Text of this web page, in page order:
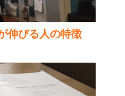
伸びる人の特徴